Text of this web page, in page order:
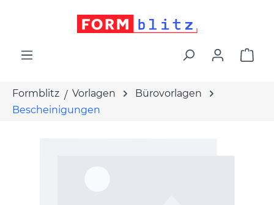
Formblitz Vorlagen
Bürovorlagen
Bescheinigungen